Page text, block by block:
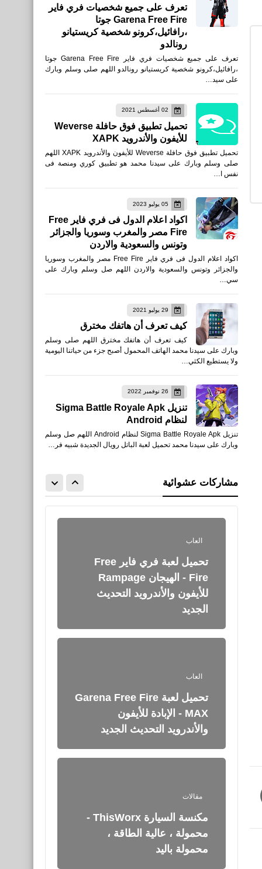
تعرف على جميع شخصيات فري فاير
Garena Free Fire جوتا
،رافائيل،كرونو شخصية كريستيانو
رونالدو
تعرف على جميع شخصيات فري فاير Garena Free Fire جوتا
،رافائيل،كرونو شخصية كريستيانو رونالدو اللهم صلى وسلم وبارك
على سيد…
02 أغسطس 2021
تحميل تطبيق فوق حافلة Weverse
للأيفون والأندرويد XAPK
تحميل تطبيق فوق حافلة Weverse للأيفون والأندرويد XAPK اللهم
صلى وسلم وبارك على سيدنا محمد هو تطبيق كوري ومنصة فى
نفس ا…
05 يوليو 2023
اكواد اعلام الدول فى فري فاير Free
Fire مصر والمغرب وسوريا والجزائر
وتونس والسعودية والاردن
اكواد اعلام الدول فى فري فاير Free Fire مصر والمغرب وسوريا
والجزائر وتونس والسعودية والاردن اللهم صل وسلم وبارك على
سي…
29 يوليو 2021
كيف تعرف أن هاتفك مخترق
كيف تعرف أن هاتفك مخترق اللهم صلى وسلم
وبارك على سيدنا محمد الهاتف المحمول أصبح جزء من حياتنا اليومية
ولا يستطيع الكثي…
26 نوفمبر 2022
تنزيل Sigma Battle Royale Apk
لنظام Android
تنزيل Sigma Battle Royale Apk لنظام Android اللهم صل وسلم
وبارك على سيدنا محمد تحميل لعبة الباتل رويال الجديدة شبيه فر…
مشاركات عشوائية
الجديد
تحميل لعبة Garena Free Fire
MAX - الإبادة‏ للأيفون
والأندرويد التحديث الجديد
مقالات
مكنسة السيارة ThisWorx -
محمولة ، عالية الطاقة ،
محمولة باليد
نطبيقات
تحميل تطبيق Wombo: اجعل
صورك الشخصية تغني للأيفون
والأندرويد XAPK
العاب
والأندرويد XAPK
العاب
تحميل لعبة فري فاير Free
Fire - الهيجان Rampage
للأيفون والأندرويد التحديث
الجديد
العاب
تحميل لعبة Garena Free Fire
MAX - الإبادة‏ للأيفون
والأندرويد التحديث الجديد
مقالات
مكنسة السيارة ThisWorx -
محمولة ، عالية الطاقة ،
محمولة باليد